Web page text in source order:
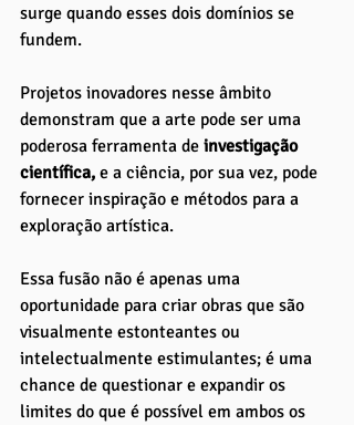
surge quando esses dois domínios se
fundem.
Projetos inovadores nesse âmbito
demonstram que a arte pode ser uma
poderosa ferramenta de investigação
científica, e a ciência, por sua vez, pode
fornecer inspiração e métodos para a
exploração artística.
Essa fusão não é apenas uma
oportunidade para criar obras que são
visualmente estonteantes ou
intelectualmente estimulantes; é uma
chance de questionar e expandir os
limites do que é possível em ambos os